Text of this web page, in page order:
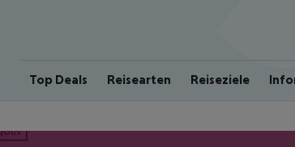
Top Deals Reisearten Reiseziele